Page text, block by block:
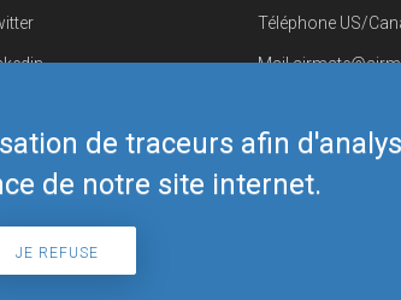
de traceurs afin
de notre site internet.
JE REFUSE
Téléphone US/
Mail